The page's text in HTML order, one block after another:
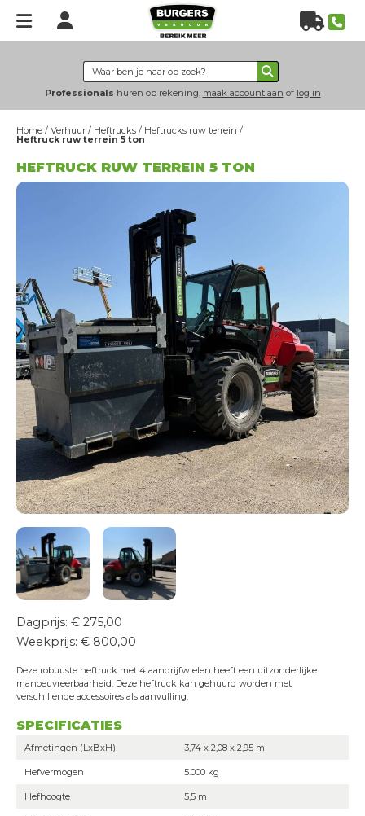
Verhuur
Hoogwerkers
Heftrucks
Verreikers
Hijs- & heftechniek
Bouwplaatsinrichting
Nieuws
Over
ons
Over Burgers Verhuur
Transportservice
Onderhoud & keuring
24/7 Servicedienst
Training
Projecten
Vacatures
Certificeringen
Erkend leerbedrijf
Duurzaam ondernemen
Short Lease
Contact
Professionals huren op rekening, maak account aan of log in
Home / Verhuur / Heftrucks / Heftrucks ruw terrein /
Heftruck ruw terrein 5 ton
HEFTRUCK RUW TERREIN 5 TON
Dagprijs: € 275,00
Weekprijs: € 800,00
Deze robuuste heftruck met 4 aandrijfwielen heeft een uitzonderlijke
manoeuvreerbaarheid. Deze heftruck kan gehuurd worden met
verschillende accessoires als aanvulling.
SPECIFICATIES
Afmetingen (LxBxH) 3,74 x 2,08 x 2,95 m
Hefvermogen 5.000 kg
Hefhoogte 5,5 m